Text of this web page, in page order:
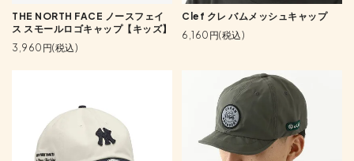
THE NORTH FACE ノースフェイ
ス スモールロゴキャップ【キッズ】
3,960円(税込)
Clef クレ バムメッシュキャップ
6,160円(税込)